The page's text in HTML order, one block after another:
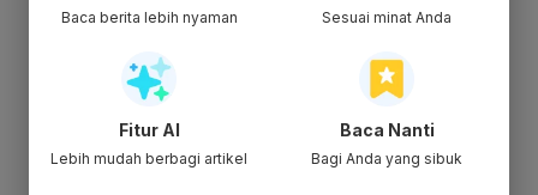
Baca berita lebih nyaman Sesuai minat Anda
Fitur AI
Lebih mudah berbagi artikel
Baca Nanti
Bagi Anda yang sibuk